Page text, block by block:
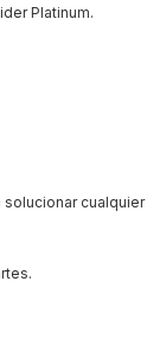
Platinum.
cualquier